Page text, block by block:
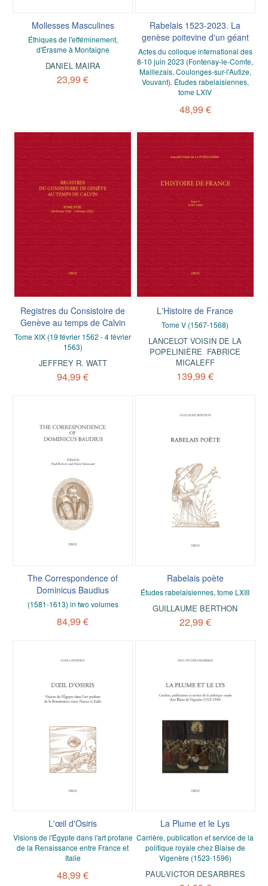
Mollesses Masculines
Éthiques de l'efféminement,
d'Érasme à Montaigne
DANIEL MAIRA
23,99 €
Rabelais 1523-2023. La
genèse poitevine d'un géant
Actes du colloque international des
8-10 juin 2023 (Fontenay-le-Comte,
Maillezais, Coulonges-sur-l'Autize,
Vouvant). Études rabelaisiennes,
tome LXIV
48,99 €
Registres du Consistoire de
Genève au temps de Calvin
Tome XIX (19 février 1562 - 4 février
1563)
JEFFREY R. WATT
94,99 €
L'Histoire de France
Tome V (1567-1568)
LANCELOT VOISIN DE LA
POPELINIÈRE, FABRICE
MICALEFF
139,99 €
The Correspondence of
Dominicus Baudius
(1581-1613) in two volumes
84,99 €
Rabelais poète
Études rabelaisiennes, tome LXIII
GUILLAUME BERTHON
22,99 €
L'œil d'Osiris
Visions de l'Égypte dans l'art profane
de la Renaissance entre France et
Italie
48,99 €
La Plume et le Lys
Carrière, publication et service de la
politique royale chez Blaise de
Vigenère (1523-1596)
PAUL-VICTOR DESARBRES